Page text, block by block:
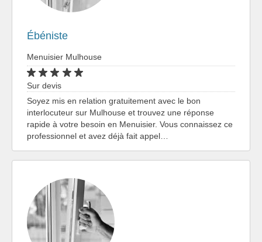
Ébéniste
Menuisier Mulhouse
Sur devis
Soyez mis en relation gratuitement avec le bon
interlocuteur sur Mulhouse et trouvez une réponse
rapide à votre besoin en Menuisier. Vous connaissez ce
professionnel et avez déjà fait appel…